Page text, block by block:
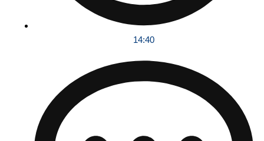
14:40